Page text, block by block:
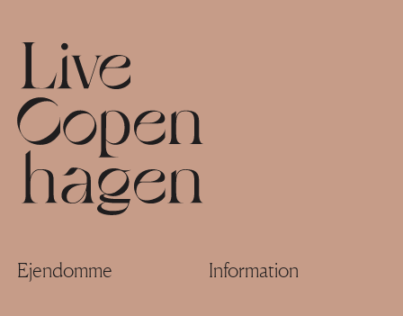
Ejendomme Information